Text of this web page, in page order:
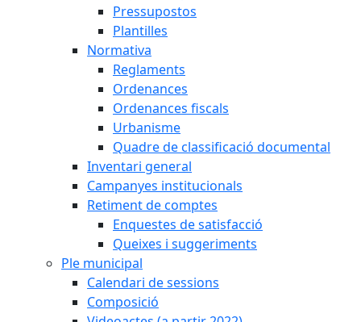
Pressupostos
Plantilles
Normativa
Reglaments
Ordenances
Ordenances fiscals
Urbanisme
Quadre de classificació documental
Inventari general
Campanyes institucionals
Retiment de comptes
Enquestes de satisfacció
Queixes i suggeriments
Ple municipal
Calendari de sessions
Composició